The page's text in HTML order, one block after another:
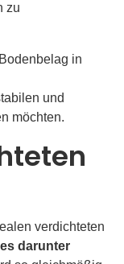
zu
in
und
möchten.
verdichteten
darunter